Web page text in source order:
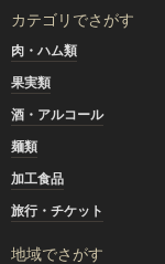
カテゴリでさがす
肉・ハム類
果実類
酒・アルコール
麺類
加工食品
旅行・チケット
地域でさがす